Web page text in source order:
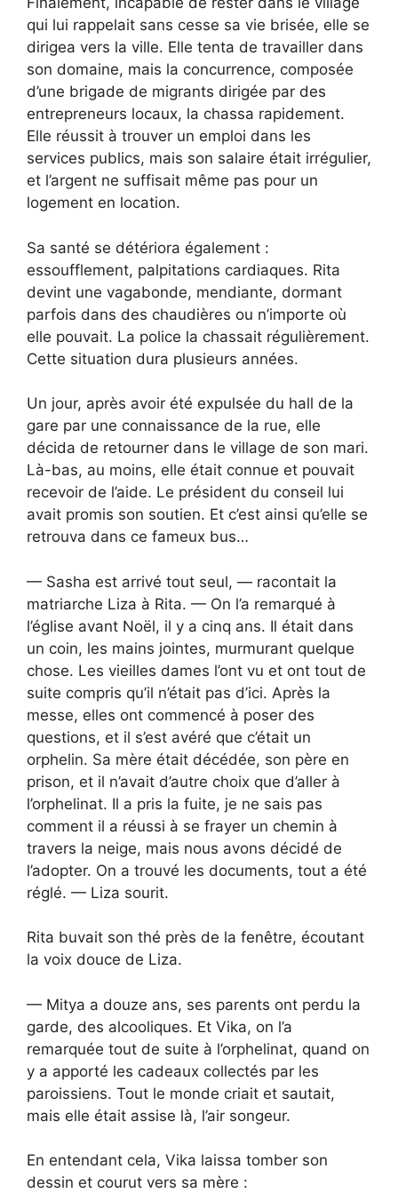
qui lui rappelait sans cesse sa vie brisée, elle se
dirigea vers la ville. Elle tenta de travailler dans
son domaine, mais la concurrence, composée
d’une brigade de migrants dirigée par des
entrepreneurs locaux, la chassa rapidement.
Elle réussit à trouver un emploi dans les
services publics, mais son salaire était irrégulier,
et l’argent ne suffisait même pas pour un
logement en location.
Sa santé se détériora également :
essoufflement, palpitations cardiaques. Rita
devint une vagabonde, mendiante, dormant
parfois dans des chaudières ou n’importe où
elle pouvait. La police la chassait régulièrement.
Cette situation dura plusieurs années.
Un jour, après avoir été expulsée du hall de la
gare par une connaissance de la rue, elle
décida de retourner dans le village de son mari.
Là-bas, au moins, elle était connue et pouvait
recevoir de l’aide. Le président du conseil lui
avait promis son soutien. Et c’est ainsi qu’elle se
retrouva dans ce fameux bus…
— Sasha est arrivé tout seul, — racontait la
matriarche Liza à Rita. — On l’a remarqué à
l’église avant Noël, il y a cinq ans. Il était dans
un coin, les mains jointes, murmurant quelque
chose. Les vieilles dames l’ont vu et ont tout de
suite compris qu’il n’était pas d’ici. Après la
messe, elles ont commencé à poser des
questions, et il s’est avéré que c’était un
orphelin. Sa mère était décédée, son père en
prison, et il n’avait d’autre choix que d’aller à
l’orphelinat. Il a pris la fuite, je ne sais pas
comment il a réussi à se frayer un chemin à
travers la neige, mais nous avons décidé de
l’adopter. On a trouvé les documents, tout a été
réglé. — Liza sourit.
Rita buvait son thé près de la fenêtre, écoutant
la voix douce de Liza.
— Mitya a douze ans, ses parents ont perdu la
garde, des alcooliques. Et Vika, on l’a
remarquée tout de suite à l’orphelinat, quand on
y a apporté les cadeaux collectés par les
paroissiens. Tout le monde criait et sautait,
mais elle était assise là, l’air songeur.
En entendant cela, Vika laissa tomber son
dessin et courut vers sa mère :